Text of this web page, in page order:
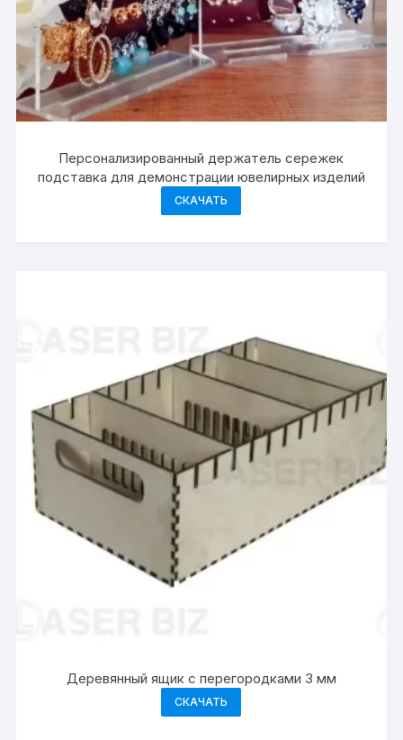
Персонализированный держатель сережек
подставка для демонстрации ювелирных изделий
СКАЧАТЬ
Деревянный ящик с перегородками 3 мм
СКАЧАТЬ